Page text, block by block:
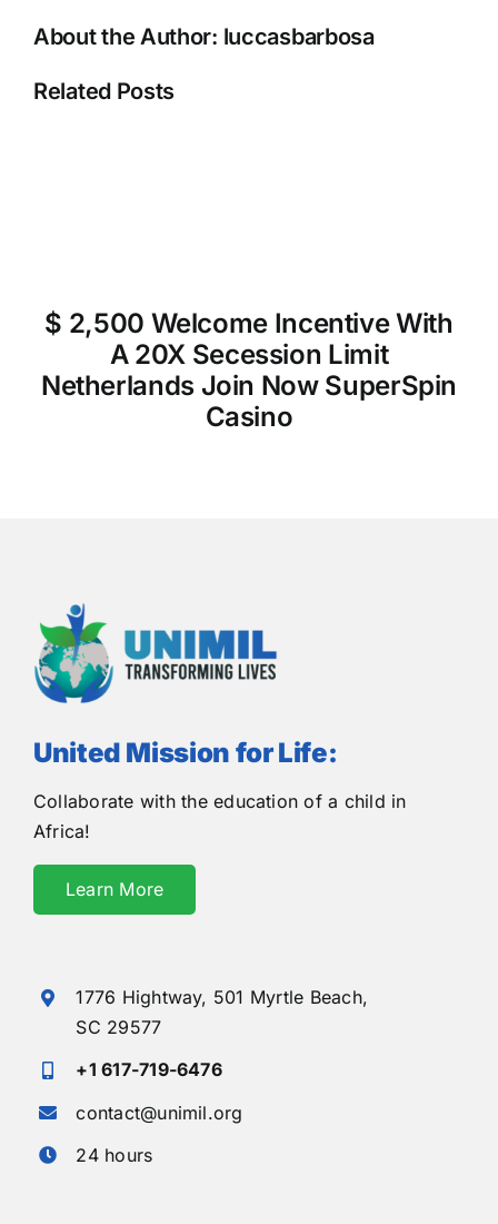
About the Author: luccasbarbosa
Related Posts
$ 2,500 Welcome Incentive With
A 20X Secession Limit
Netherlands Join Now SuperSpin
Casino
United Mission for Life:
Collaborate with the education of a child in
Africa!
Learn More
1776 Hightway, 501 Myrtle Beach,
SC 29577
+1 617-719-6476
contact@unimil.org
24 hours